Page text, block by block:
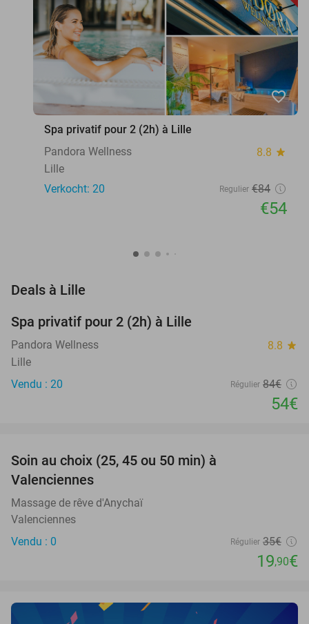
favorite_border
Spa privatif pour 2 (2h) à Lille
Pandora Wellness
8.8 star
Lille
Verkocht: 20
Regulier €84
€54
Deals à Lille
Spa privatif pour 2 (2h) à Lille
Pandora Wellness 8.8 star
Lille
Vendu : 20
Régulier 84€
54€
TODAY
Soin au choix (25, 45 ou 50 min) à
Valenciennes
Massage de rêve d'Anychaï
Valenciennes
Vendu : 0
Régulier 35€
19,90€